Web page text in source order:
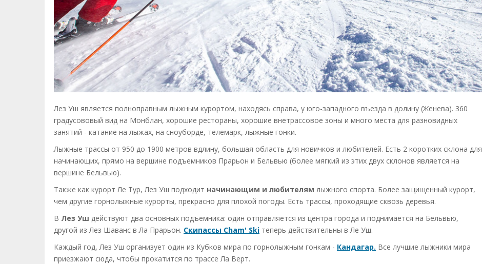
Лез Уш является полноправным лыжным курортом, находясь справа, у юго-западного въезда в долину (Женева). 360
градусововый вид на Монблан, хорошие рестораны, хорошие внетрассовое зоны и много места для разновидных
занятий - катание на лыжах, на сноуборде, телемарк, лыжные гонки.
Лыжные трассы от 950 до 1900 метров вдлину, большая область для новичков и любителей. Есть 2 коротких склона для
начинающих, прямо на вершине подъемников Прарьон и Бельвью (более мягкий из этих двух склонов является на
вершине Бельвью).
Также как курорт Ле Тур, Лез Уш подходит начинающим и любителям лыжного спорта. Более защищенный курорт,
чем другие горнолыжные курорты, прекрасно для плохой погоды. Есть трассы, проходящие сквозь деревья.
В Лез Уш действуют два основных подъемника: один отправляется из центра города и поднимается на Бельвью,
другой из Лез Шаванс в Ла Прарьон. Скипассы Cham' Ski теперь действительны в Ле Уш.
Каждый год, Лез Уш организует один из Кубков мира по горнолыжным гонкам - Кандагар. Все лучшие лыжники мира
приезжают сюда, чтобы прокатится по трассе Ла Верт.